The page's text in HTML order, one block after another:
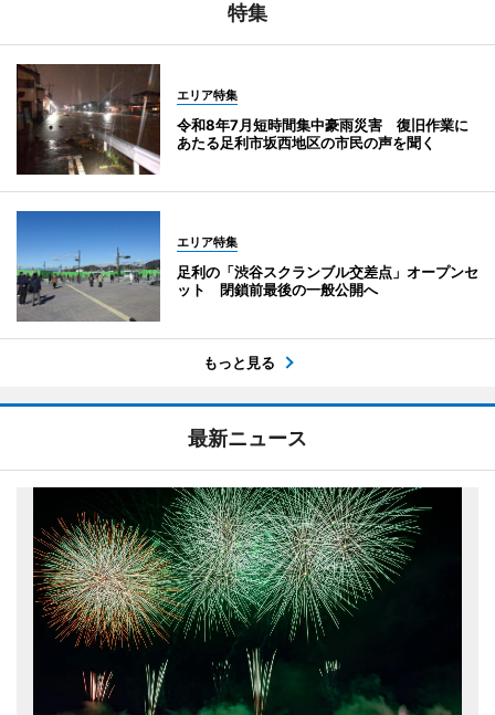
特集
エリア特集
令和8年7月短時間集中豪雨災害 復旧作業に
あたる足利市坂西地区の市民の声を聞く
エリア特集
足利の「渋谷スクランブル交差点」オープンセ
ット 閉鎖前最後の一般公開へ
もっと見る
最新ニュース